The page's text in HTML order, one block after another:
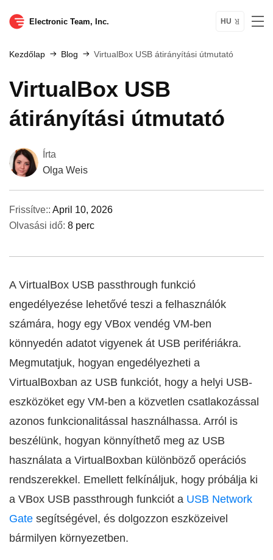
Electronic Team, Inc. HU
Kezdőlap Blog VirtualBox USB átirányítási útmutató
VirtualBox USB
átirányítási útmutató
Írta
Olga Weis
Frissítve:: April 10, 2026
Olvasási idő: 8 perc
A VirtualBox USB passthrough funkció
engedélyezése lehetővé teszi a felhasználók
számára, hogy egy VBox vendég VM-ben
könnyedén adatot vigyenek át USB perifériákra.
Megmutatjuk, hogyan engedélyezheti a
VirtualBoxban az USB funkciót, hogy a helyi USB-
eszközöket egy VM-ben a közvetlen csatlakozással
azonos funkcionalitással használhassa. Arról is
beszélünk, hogyan könnyíthető meg az USB
használata a VirtualBoxban különböző operációs
rendszerekkel. Emellett felkínáljuk, hogy próbálja ki
a VBox USB passthrough funkciót a USB Network
Gate segítségével, és dolgozzon eszközeivel
bármilyen környezetben.